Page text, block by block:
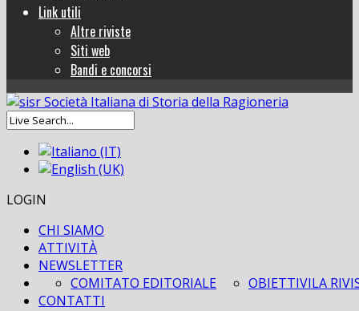
Link utili
Altre riviste
Siti web
Bandi e concorsi
LOGIN
CHI SIAMO
ATTIVITÀ
NEWSLETTER
LA
COMITATO EDITORIALE
OBIETTIVI
CONTATTI